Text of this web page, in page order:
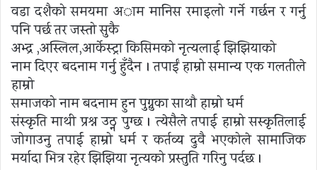
वडा दशैको समयमा अाम मानिस रमाइलो गर्ने गर्छन र गर्नु
पनि पर्छ तर जस्तो सुकै
अभ्द्र ,अस्लिल,आर्केस्ट्रा किसिमको नृत्यलाई झिझियाको
नाम दिएर बदनाम गर्नु हुँदैन । तपाईं हाम्रो समान्य एक गलतीले
हाम्रो
समाजको नाम बदनाम हुन पुग्नुका साथौ हाम्रो धर्म
संस्कृति माथी प्रश्न उठ्न पुग्छ । त्येसैले तपाई हाम्रो सस्कृतिलाई
जोगाउनु तपाई हाम्रो धर्म र कर्तव्य दुवै भएकोले सामाजिक
मर्यादा भित्र रहेर झिझिया नृत्यको प्रस्तुति गरिनु पर्दछ ।